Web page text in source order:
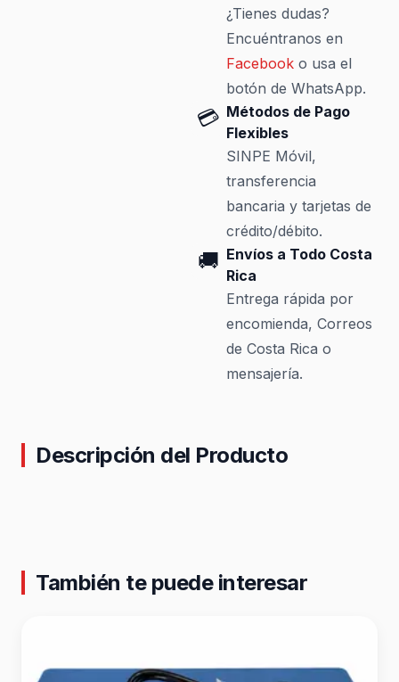
¿Tienes dudas?
Encuéntranos en
Facebooko usa el
botón de WhatsApp.
💳 Métodos de Pago
Flexibles
SINPE Móvil,
transferencia
bancaria y tarjetas de
crédito/débito.
🚚 Envíos a Todo Costa
Rica
Entrega rápida por
encomienda, Correos
de Costa Rica o
mensajería.
Descripción del Producto
También te puede interesar